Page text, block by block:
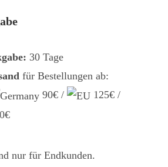
30 Tage
für Bestellungen ab:
90€ /
125€ /
nur für Endkunden.